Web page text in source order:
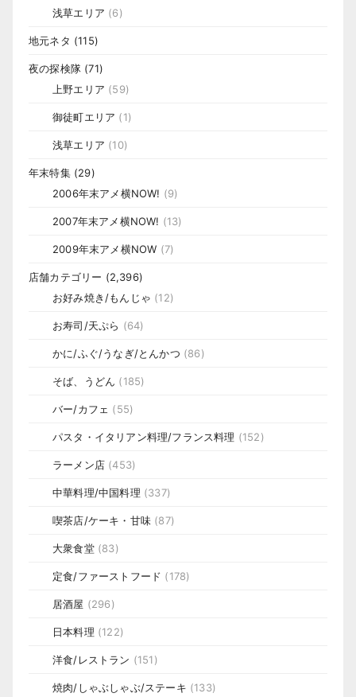
浅草エリア (6)
地元ネタ (115)
夜の探検隊 (71)
上野エリア (59)
御徒町エリア (1)
浅草エリア (10)
年末特集(29)
2006年末アメ横NOW! (9)
2007年末アメ横NOW! (13)
2009年末アメ横NOW (7)
店舗カテゴリー (2,396)
お好み焼き/もんじゃ (12)
お寿司/天ぷら (64)
かに/ふぐ/うなぎ/とんかつ (86)
そば、うどん (185)
バー/カフェ (55)
パスタ・イタリアン料理/フランス料理 (152)
ラーメン店 (453)
中華料理/中国料理 (337)
喫茶店/ケーキ・甘味 (87)
大衆食堂(83)
定食/ファーストフード (178)
居酒屋 (296)
日本料理 (122)
洋食/レストラン (151)
焼肉/しゃぶしゃぶ/ステーキ (133)